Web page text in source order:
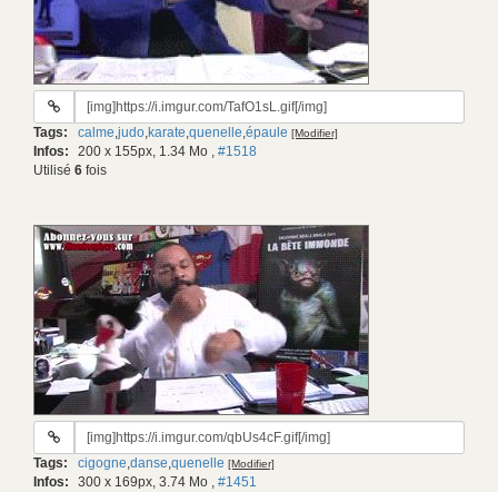
URL
gif:
Tags: calme,judo,karate,quenelle,épaule [Modifier]
Infos: 200 x 155px, 1.34 Mo , #1518
Utilisé 6 fois
URL
gif:
Tags: cigogne,danse,quenelle [Modifier]
Infos: 300 x 169px, 3.74 Mo , #1451